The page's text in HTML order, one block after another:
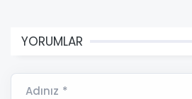
YORUMLAR
Adınız *